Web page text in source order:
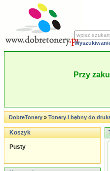
Przy
DobreTonery»Tonery i bębny do
Koszyk
Pusty